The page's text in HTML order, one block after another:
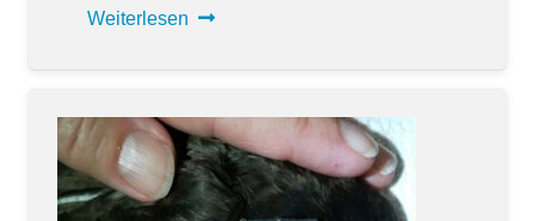
Weiterlesen